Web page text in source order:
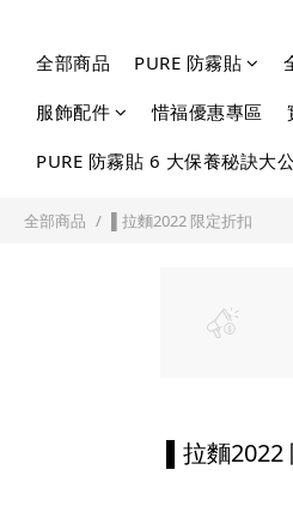
全部商品 PURE 防霧貼
服飾配件 惜福優惠專區
PURE 防霧貼 6 大保養秘訣大
全部商品 ▌拉麵2022 限定折扣
▌拉麵